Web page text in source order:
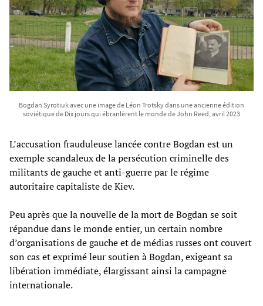
Bogdan Syrotiuk avec une image de Léon Trotsky dans une ancienne édition
soviétique de Dix jours qui ébranlèrent le monde de John Reed, avril 2023
L’accusation frauduleuse lancée contre Bogdan est un
exemple scandaleux de la persécution criminelle des
militants de gauche et anti-guerre par le régime
autoritaire capitaliste de Kiev.
Peu après que la nouvelle de la mort de Bogdan se soit
répandue dans le monde entier, un certain nombre
d’organisations de gauche et de médias russes ont couvert
son cas et exprimé leur soutien à Bogdan, exigeant sa
libération immédiate, élargissant ainsi la campagne
internationale.